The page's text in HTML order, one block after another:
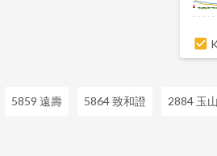
5859 遠壽 5864 致和證 2884 玉